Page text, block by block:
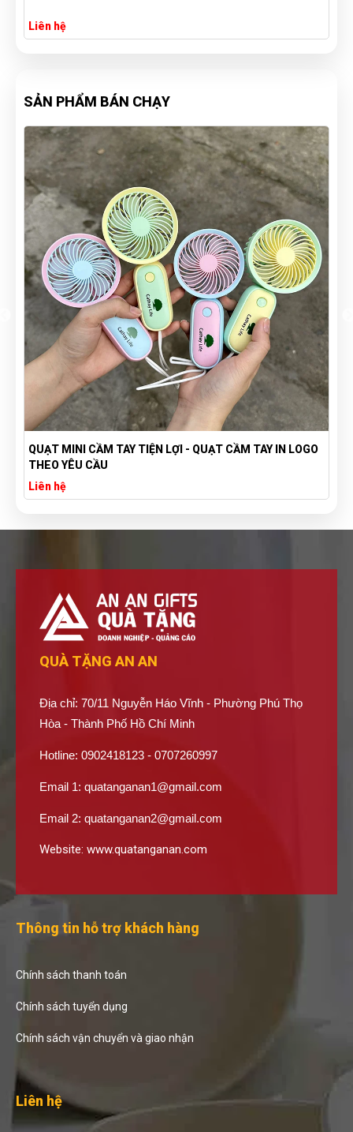
Liên hệ
SẢN PHẨM BÁN CHẠY
QUẠT MINI CẦM TAY TIỆN LỢI - QUẠT CẦM TAY IN LOGO
THEO YÊU CẦU
Liên hệ
QUÀ TẶNG AN AN
Địa chỉ: 70/11 Nguyễn Háo Vĩnh - Phường Phú Thọ
Hòa - Thành Phố Hồ Chí Minh
Hotline: 0902418123 - 0707260997
Email 1: quatanganan1@gmail.com
Email 2: quatanganan2@gmail.com
Website: www.quatanganan.com
Thông tin hỗ trợ khách hàng
Chính sách thanh toán
Chính sách tuyển dụng
Chính sách vận chuyển và giao nhận
Liên hệ